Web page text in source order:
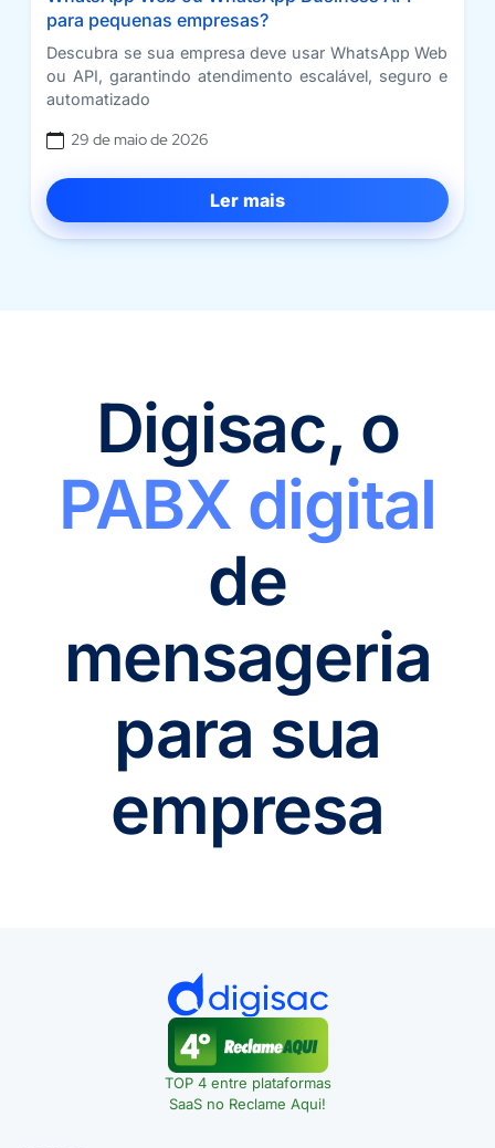
para pequenas empresas?
Descubra se sua empresa deve usar WhatsApp Web
ou API, garantindo atendimento escalável, seguro e
automatizado
29 de maio de 2026
Ler mais
Digisac, o
PABX digital
de
mensageria
para sua
empresa
TOP 4 entre plataformas
SaaS no Reclame Aqui!